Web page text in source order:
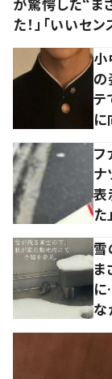
た！」「いいセン
の
テ
に
フ
ナ
表
た
雪
に
な